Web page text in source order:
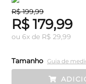
R$ 199,99
R$ 179,99
ou 6x de R$ 29,99
Tamanho Guia de